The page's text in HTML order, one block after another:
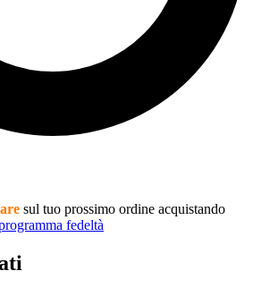
sul tuo prossimo ordine acquistando
fedeltà